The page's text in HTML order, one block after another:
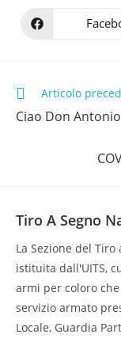
Articolo
Ciao Don Antonio
Tiro A Segno
La Sezione del Tiro
istituita dall'UITS,
armi per coloro
servizio armato
Locale, Guardia